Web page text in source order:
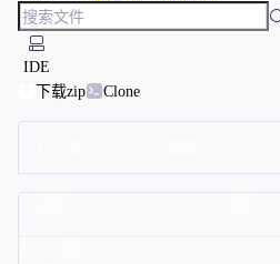
IDE
下载zip
Clone